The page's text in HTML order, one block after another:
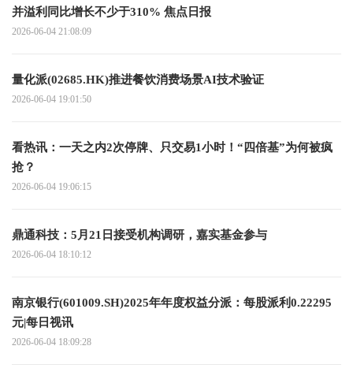
并溢利同比增长不少于310% 焦点日报
2026-06-04 21:08:09
量化派(02685.HK)推进餐饮消费场景AI技术验证
2026-06-04 19:01:50
看热讯：一天之内2次停牌、只交易1小时！“四倍基”为何被疯
抢？
2026-06-04 19:06:15
鼎通科技：5月21日接受机构调研，嘉实基金参与
2026-06-04 18:10:12
南京银行(601009.SH)2025年年度权益分派：每股派利0.22295
元|每日视讯
2026-06-04 18:09:28